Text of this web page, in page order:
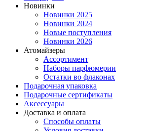
Новинки
Новинки 2025
Новинки 2024
Новые поступления
Новинки 2026
Атомайзеры
Ассортимент
Наборы парфюмерии
Остатки во флаконах
Подарочная упаковка
Подарочные сертификаты
Аксессуары
Доставка и оплата
Способы оплаты